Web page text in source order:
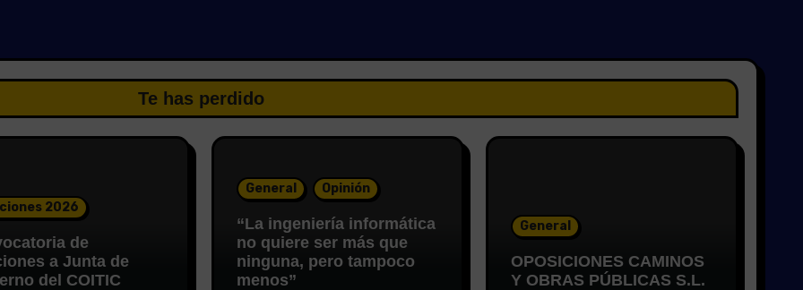
Te has perdido
2026
de
a Junta de
del COITIC
General Opinión
“La ingeniería informática
no quiere ser más que
ninguna, pero tampoco
menos”
General
OPOSICIONES CAMINOS
Y OBRAS PÚBLICAS S.L.